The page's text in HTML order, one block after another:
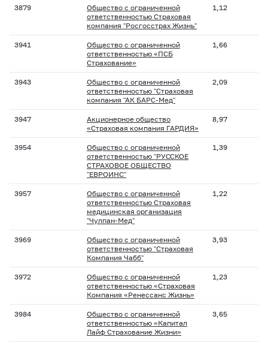
3879
Общество с ограниченной
ответственностью Страховая
компания "Росгосстрах Жизнь"
1,12
3941
Общество с ограниченной
ответственностью «ПСБ
Страхование»
1,66
3943
Общество с ограниченной
ответственностью "Страховая
компания "АК БАРС-Мед"
2,09
3947
Акционерное общество
«Страховая компания ГАРДИЯ»
8,97
3954
Общество с ограниченной
ответственностью "РУССКОЕ
СТРАХОВОЕ ОБЩЕСТВО
"ЕВРОИНС"
1,39
3957
Общество с ограниченной
ответственностью Страховая
медицинская организация
"Чулпан-Мед"
1,22
3969
Общество с ограниченной
ответственностью "Страховая
Компания Чабб"
3,93
3972
Общество с ограниченной
ответственностью «Страховая
Компания «Ренессанс Жизнь»
1,23
3984
Общество с ограниченной
ответственностью «Капитал
Лайф Страхование Жизни»
3,65